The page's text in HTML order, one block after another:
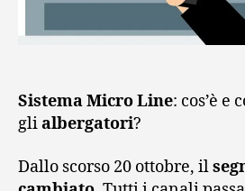
Sistema Micro Line: cos’è e
glialbergatori?
Dallo scorso 20 ottobre, il